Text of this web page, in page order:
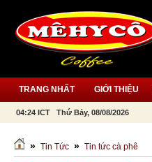
TRANG NHẤT GIỚI THIỆU
04:24 ICT Thứ Bảy, 08/08/2026
» Tin Tức » Tin tức cà phê